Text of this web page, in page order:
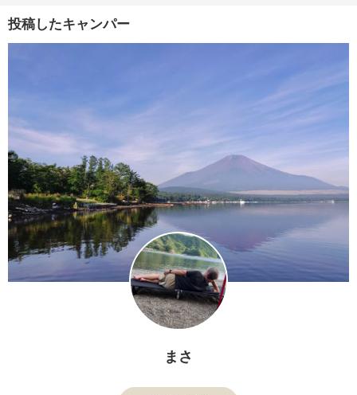
投稿したキャンパー
まさ